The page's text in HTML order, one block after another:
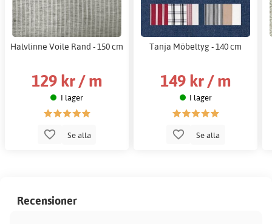
Halvlinne Voile Rand - 150 cm
129 kr / m
I lager
Se alla
Tanja Möbeltyg - 140 cm
149 kr / m
I lager
Se alla
Recensioner